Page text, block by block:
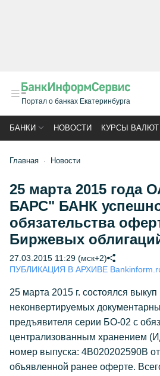
Портал о банках Екатеринбурга
БАНКИ НОВОСТИ КУРСЫ ВАЛЮТ
Главная Новости
25 марта 2015 года
БАРС" БАНК
обязательства
Биржевых
27.03.2015 11:29 (мск+2)
ПУБЛИКАЦИЯ В АРХИВЕ
25 марта 2015 г. состоялся
неконвертируемых
предъявителя серии БО-02 с
централизованным хранением
номер выпуска: 4B020202590B
объявленной ранее оферте.